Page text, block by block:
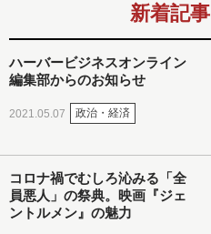
新着記事
ハーバービジネスオンライン
編集部からのお知らせ
2021.05.07 政治・経済
コロナ禍でむしろ沁みる「全
員悪人」の祭典。映画『ジェ
ントルメン』の魅力